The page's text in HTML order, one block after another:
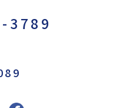
3789